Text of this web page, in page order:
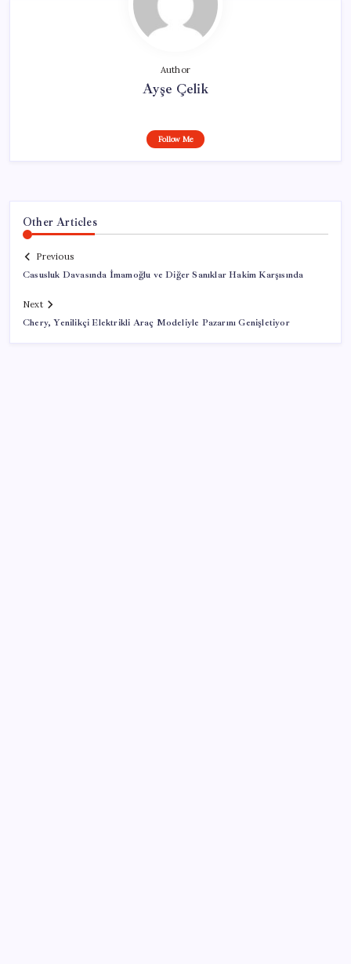
Author
Ayşe Çelik
Follow Me
Other Articles
Previous
Casusluk Davasında İmamoğlu ve Diğer Sanıklar Hakim Karşısında
Next
Chery, Yenilikçi Elektrikli Araç Modeliyle Pazarını Genişletiyor